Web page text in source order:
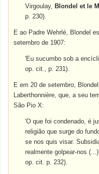
Virgoulay, Blondel et le
p. 230).
E ao Padre Wehrlé, Blondel
setembro de 1907:
'Eu sucumbo sob a
op. cit., p. 231).
E em 20 de setembro,
Laberthonnière, que, a seu
São Pio X:
'O que foi condenado, é
religião que surge do
se nos quis visar.
realmente golpear-nos
op. cit. p. 232).